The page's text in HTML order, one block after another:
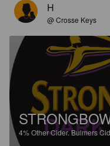
H
@ Crosse Keys
4%Other Cider.Bulmers